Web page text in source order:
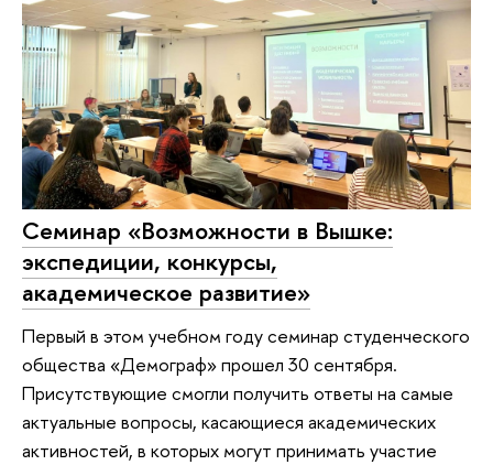
Семинар «Возможности в Вышке:
экспедиции, конкурсы,
академическое развитие»
Первый в этом учебном году семинар студенческого
общества «Демограф» прошел 30 сентября.
Присутствующие смогли получить ответы на самые
актуальные вопросы, касающиеся академических
активностей, в которых могут принимать участие